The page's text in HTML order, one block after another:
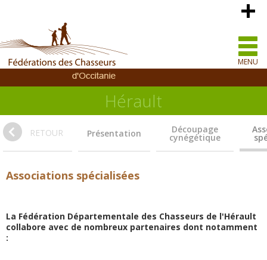
MENU
Hérault
RETOUR Présentation Découpage
cynégétique
Associations spécialisées
La Fédération Départementale des Chasseurs de l'Hérault
collabore avec de nombreux partenaires dont notamment
: